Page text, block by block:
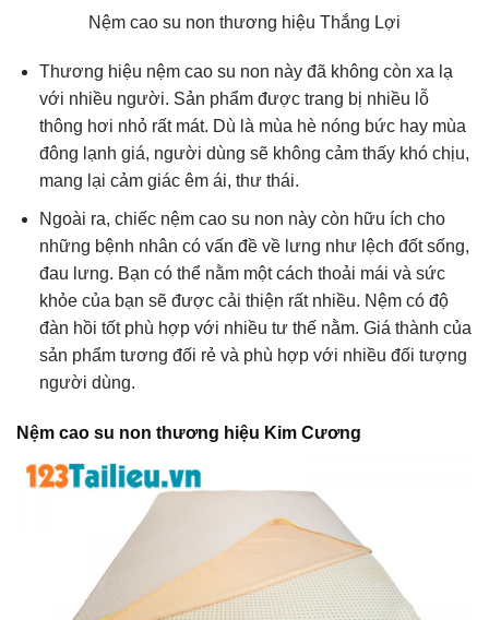
Nệm cao su non thương hiệu Thắng Lợi
Thương hiệu nệm cao su non này đã không còn xa lạ
với nhiều người. Sản phẩm được trang bị nhiều lỗ
thông hơi nhỏ rất mát. Dù là mùa hè nóng bức hay mùa
đông lạnh giá, người dùng sẽ không cảm thấy khó chịu,
mang lại cảm giác êm ái, thư thái.
Ngoài ra, chiếc nệm cao su non này còn hữu ích cho
những bệnh nhân có vấn đề về lưng như lệch đốt sống,
đau lưng. Bạn có thể nằm một cách thoải mái và sức
khỏe của bạn sẽ được cải thiện rất nhiều. Nệm có độ
đàn hồi tốt phù hợp với nhiều tư thế nằm. Giá thành của
sản phẩm tương đối rẻ và phù hợp với nhiều đối tượng
người dùng.
Nệm cao su non thương hiệu Kim Cương